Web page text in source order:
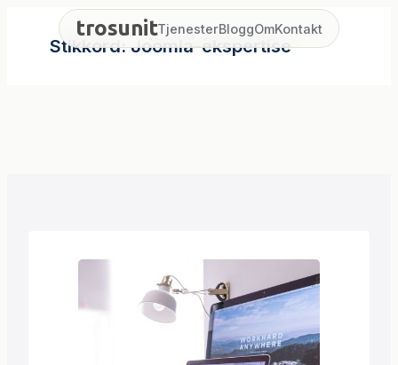
Stikkord:Joomla-ekspertise
trosunitTjenesterBloggOmKontakt